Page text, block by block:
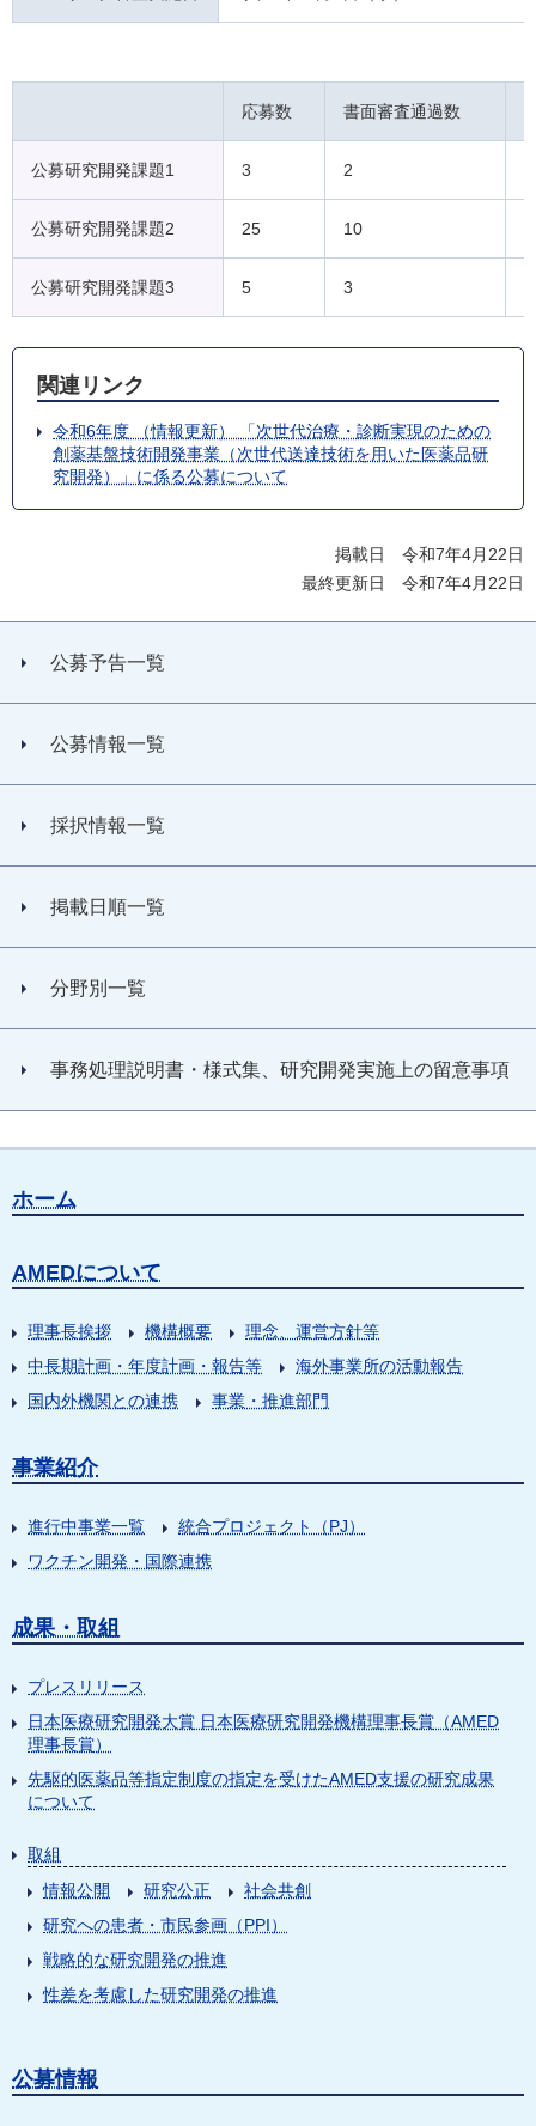
応募数 書面審査通過数
公募研究開発課題1 3 2
公募研究開発課題2 25 10
公募研究開発課題3 5 3
関連リンク
令和6年度 （情報更新） 「次世代治療・診断実現のための
創薬基盤技術開発事業（次世代送達技術を用いた医薬品研
究開発）」に係る公募について
掲載日 令和7年4月22日
最終更新日 令和7年4月22日
公募予告一覧
公募情報一覧
採択情報一覧
掲載日順一覧
分野別一覧
事務処理説明書・様式集、研究開発実施上の留意事項
ホーム
AMEDについて
理事長挨拶 機構概要
理念、運営方針等
中長期計画・年度計画・報告等
海外事業所の活動報告
国内外機関との連携
事業・推進部門
事業紹介
進行中事業一覧
統合プロジェクト（PJ）
ワクチン開発・国際連携
成果・取組
プレスリリース
日本医療研究開発大賞 日本医療研究開発機構理事長賞（AMED
理事長賞）
先駆的医薬品等指定制度の指定を受けたAMED支援の研究成果
について
取組
情報公開
研究公正
社会共創
研究への患者・市民参画（PPI）
戦略的な研究開発の推進
性差を考慮した研究開発の推進
公募情報